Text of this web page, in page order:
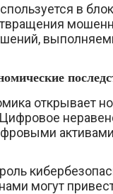
в
открывает
могут